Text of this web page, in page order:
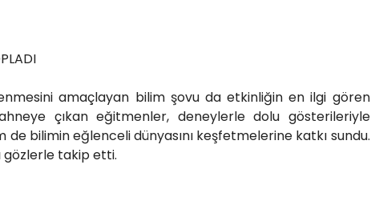
amaçlayan bilim şovu da etkinliğin en ilgi gören
çıkan eğitmenler, deneylerle dolu gösterileriyle
de bilimin eğlenceli dünyasını keşfetmelerine katkı sundu.
gözlerle takip etti.